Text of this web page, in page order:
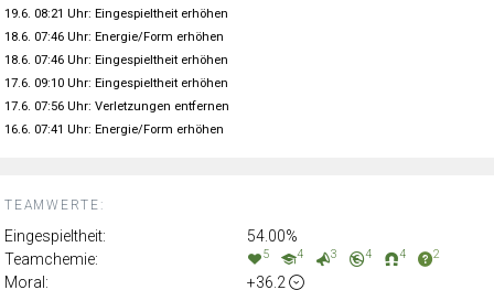
TEAMWERTE:
Eingespieltheit:
54.00%
Teamchemie:
5 4 3 4 4 2
Moral:
+36.2
19.6. 08:21 Uhr: Eingespieltheit erhöhen
18.6. 07:46 Uhr: Energie/Form erhöhen
18.6. 07:46 Uhr: Eingespieltheit erhöhen
17.6. 09:10 Uhr: Eingespieltheit erhöhen
17.6. 07:56 Uhr: Verletzungen entfernen
16.6. 07:41 Uhr: Energie/Form erhöhen